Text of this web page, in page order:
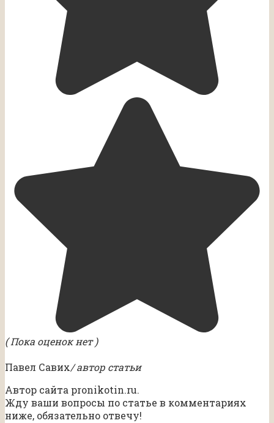
( Пока оценок нет )
Павел Савих/ автор статьи
Автор сайта pronikotin.ru.
Жду ваши вопросы по статье в комментариях
ниже, обязательно отвечу!